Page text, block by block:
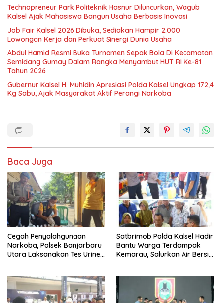
Technopreneur Park Politeknik Hasnur Diluncurkan, Wagub
Kalsel Ajak Mahasiswa Bangun Usaha Berbasis Inovasi
Job Fair Kalsel 2026 Dibuka, Sediakan Hampir 2.000
Lowongan Kerja dan Perkuat Sinergi Dunia Usaha
Abdul Hamid Resmi Buka Turnamen Sepak Bola Di Kecamatan
Semidang Gumay Dalam Rangka Menyambut HUT RI Ke-81
Tahun 2026
Gubernur Kalsel H. Muhidin Apresiasi Polda Kalsel Ungkap 172,4
Kg Sabu, Ajak Masyarakat Aktif Perangi Narkoba
Baca Juga
Cegah Penyalahgunaan
Narkoba, Polsek Banjarbaru
Utara Laksanakan Tes Urine
Satbrimob Polda Kalsel Hadir
Bantu Warga Terdampak
Kemarau, Salurkan Air Bersih